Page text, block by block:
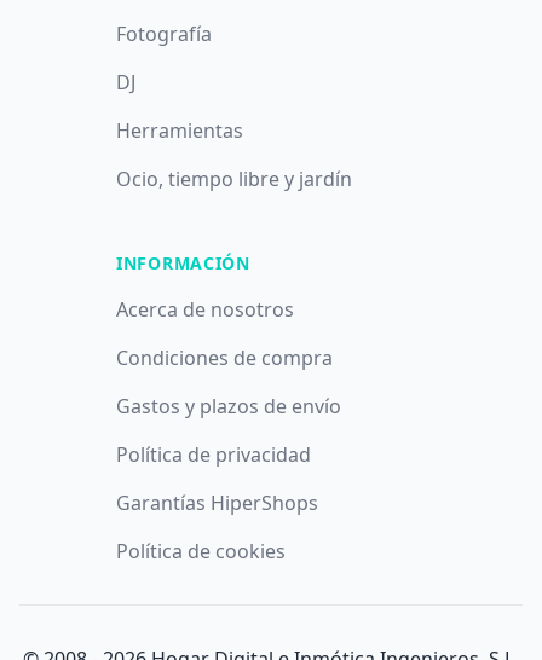
Fotografía
DJ
Herramientas
Ocio, tiempo libre y jardín
INFORMACIÓN
Acerca de nosotros
Condiciones de compra
Gastos y plazos de envío
Política de privacidad
Garantías HiperShops
Política de cookies